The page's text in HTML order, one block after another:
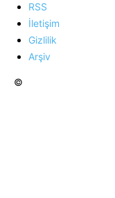
RSS
İletişim
Gizlilik
Arşiv
©